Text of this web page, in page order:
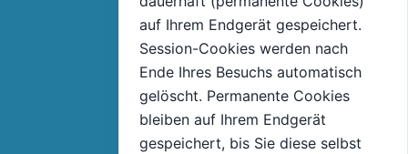
auf Ihrem Endgerät gespeichert.
Session-Cookies werden nach
Ende Ihres Besuchs automatisch
gelöscht. Permanente Cookies
bleiben auf Ihrem Endgerät
gespeichert, bis Sie diese selbst